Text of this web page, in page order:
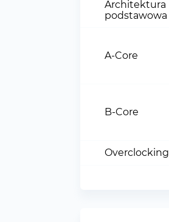
Architektura
podstawowa
A-Core
B-Core
Overclocking